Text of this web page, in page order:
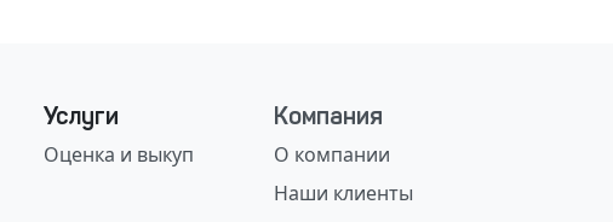
Услуги
Оценка и выкуп
Компания
О компании
Наши клиенты